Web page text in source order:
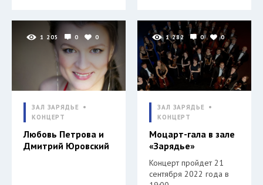
1 205 0 0
ЗАЛ ЗАРЯДЬЕ
КОНЦЕРТ
Любовь Петрова и
Дмитрий Юровский
1 282 0 0
ЗАЛ ЗАРЯДЬЕ
КОНЦЕРТ
Моцарт-гала в зале
«Зарядье»
Концерт пройдет 21
сентября 2022 года в